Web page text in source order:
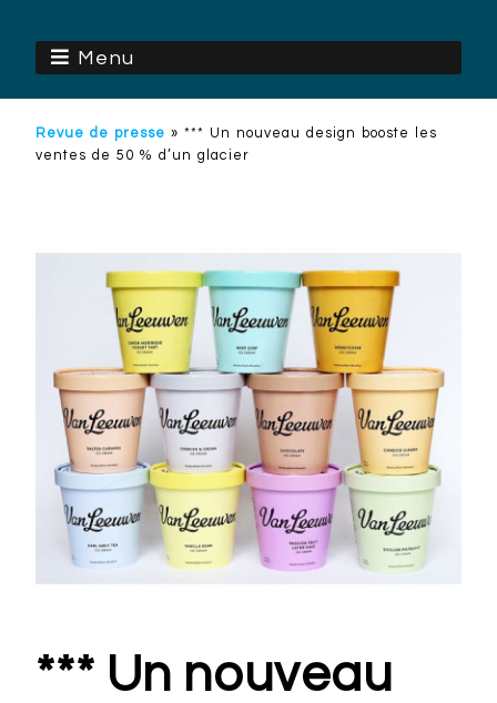
Menu
Revue de presse » *** Un nouveau design booste les
ventes de 50 % d’un glacier
*** Un nouveau